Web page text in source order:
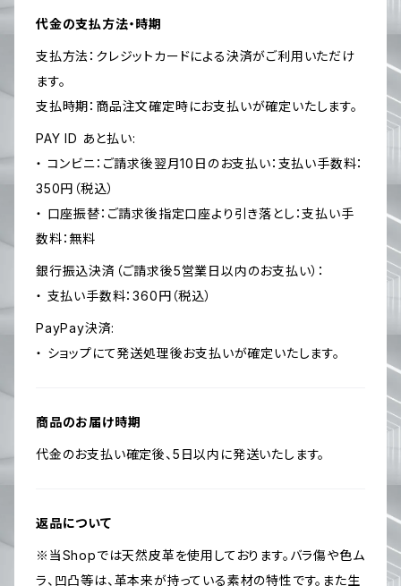
代金の支払方法・時期
支払方法：クレジットカードによる決済がご利用いただけ
ます。
支払時期：商品注文確定時にお支払いが確定いたします。
PAY ID あと払い:
・ コンビニ：ご請求後翌月10日のお支払い：支払い手数料：
350円（税込）
・ 口座振替：ご請求後指定口座より引き落とし：支払い手
数料：無料
銀行振込決済（ご請求後5営業日以内のお支払い）：
・ 支払い手数料：360円（税込）
PayPay決済:
・ ショップにて発送処理後お支払いが確定いたします。
商品のお届け時期
代金のお支払い確定後、5日以内に発送いたします。
返品について
※当Shopでは天然皮革を使用しております。バラ傷や色ム
ラ、凹凸等は、革本来が持っている素材の特性です。また生